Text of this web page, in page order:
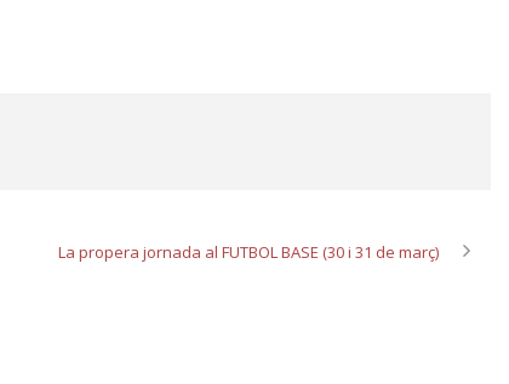
La propera jornada al FUTBOL BASE (30 i 31 de març)